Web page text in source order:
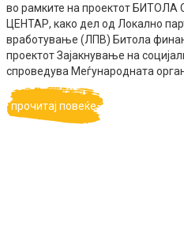
во рамките на проектот БИТОЛА
ЦЕНТАР, како дел од Локално
вработување (ЛПВ) Битола
проектот Зајакнување на
спроведува Меѓународната
прочитај повеќе